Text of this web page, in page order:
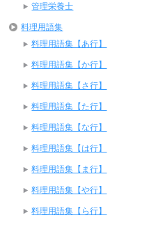
管理栄養士
料理用語集
料理用語集【あ行】
料理用語集【か行】
料理用語集【さ行】
料理用語集【た行】
料理用語集【な行】
料理用語集【は行】
料理用語集【ま行】
料理用語集【や行】
料理用語集【ら行】